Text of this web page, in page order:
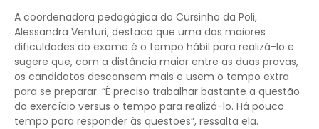
A coordenadora pedagógica do Cursinho da Poli,
Alessandra Venturi, destaca que uma das maiores
dificuldades do exame é o tempo hábil para realizá-lo e
sugere que, com a distância maior entre as duas provas,
os candidatos descansem mais e usem o tempo extra
para se preparar. “É preciso trabalhar bastante a questão
do exercício versus o tempo para realizá-lo. Há pouco
tempo para responder às questões”, ressalta ela.